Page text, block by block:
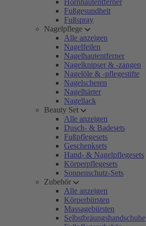
Hornhautentferner
Fußgesundheit
Fußspray
Nagelpflege
Alle anzeigen
Nagelfeilen
Nagelhautentferner
Nagelknipser & -zangen
Nagelöle & -pflegestifte
Nagelscheren
Nagelhärter
Nagellack
Beauty Set
Alle anzeigen
Dusch- & Badesets
Fußpflegesets
Geschenksets
Hand- & Nagelpflegesets
Körperpflegesets
Sonnenschutz-Sets
Zubehör
Alle anzeigen
Körperbürsten
Massagebürsten
Selbstbräungshandschuhe